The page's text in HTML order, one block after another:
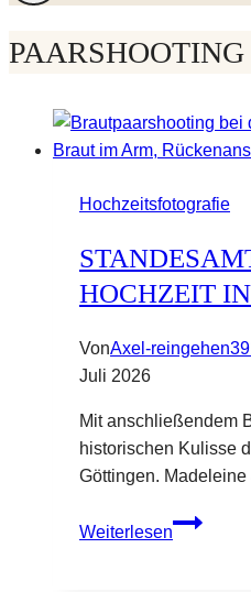
Hochzeitsfotografie
HOCHZEIT
VonAxel-
Juli 2026
Mit anschließendem
historischen Kulisse
Göttingen.
Weiterlesen